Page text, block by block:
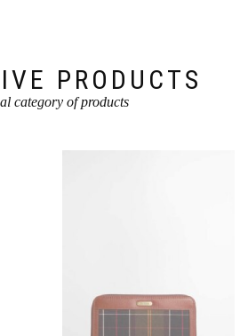
PRODUCTS
category of products